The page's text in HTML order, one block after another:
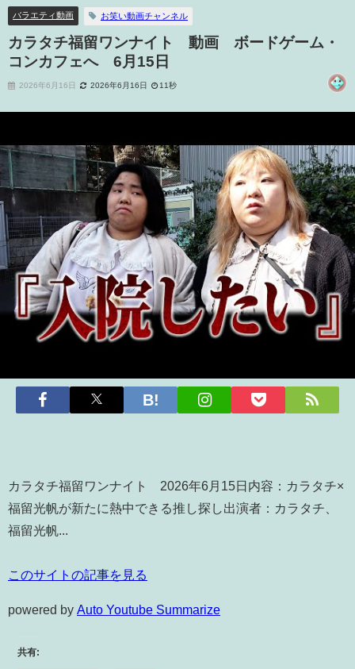
バラエティ動画 お笑い動画チャンネル
カラタチ福留ワンナイト 動画 ボードゲーム・
コンカフェへ 6月15日
2026年6月16日 2026年6月16日 11秒
カラタチ福留ワンナイト 2026年6月15日内容：カラタチ×
福留光帆が新たに熱中できる推し探し出演者：カラタチ、
福留光帆...
このサイトの記事を見る
powered by Auto Youtube Summarize
共有: